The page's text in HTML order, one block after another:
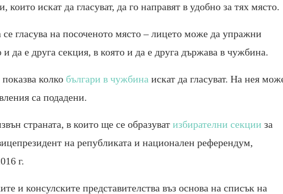
искат да гласуват, да го направят в удобно за тях място.
се гласува на посоченото място – лицето може да упражни
и да е друга секция, в която и да е друга държава в чужбина.
показва колко българи в чужбина искат да гласуват. На нея
са подадени.
страната, в които ще се образуват избирателни секции за
на републиката и национален референдум,
г.
и консулските представителства въз основа на списък на